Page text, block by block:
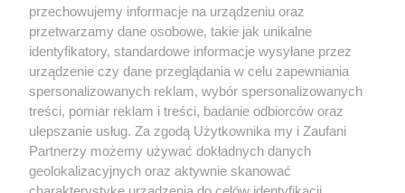
POPULARNE TEMATY
przechowujemy informacje na urządzeniu oraz
przetwarzamy dane osobowe, takie jak unikalne
identyfikatory, standardowe informacje wysyłane przez
urządzenie czy dane przeglądania w celu zapewniania
spersonalizowanych reklam, wybór spersonalizowanych
treści, pomiar reklam i treści, badanie odbiorców oraz
ulepszanie usług. Za zgodą Użytkownika my i Zaufani
Partnerzy możemy używać dokładnych danych
geolokalizacyjnych oraz aktywnie skanować